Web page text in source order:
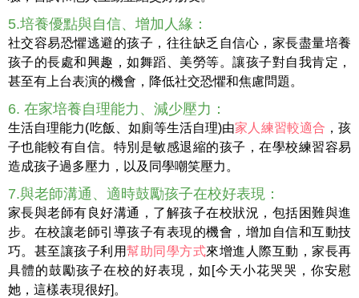
5.培養優點與自信、增加人緣：
社交容易恐懼逃避的孩子，往往缺乏自信心，家長盡量培養
孩子的長處和興趣，如舞蹈、美勞等。讓孩子對自我肯定，
甚至有上台表演的機會，降低社交恐懼和焦慮問題。
6. 在家培養自理能力、減少壓力：
生活自理能力(吃飯、如廁等生活自理)由家人練習較適合 ，孩
子也能較有自信。特別是敏感退縮的孩子，在學校練習容易
造成孩子過多壓力，以及同學嘲笑壓力。
7.與老師溝通、適時鼓勵孩子在校好表現：
家長與老師有良好溝通，了解孩子在校狀況，包括困難與進
步。在校讓老師引導孩子有表現的機會，增加自信和互動技
巧。甚至讓孩子利用幫助同學方式來增進人際互動，家長再
具體的鼓勵孩子在校的好表現，如[今天小花哭哭，你安慰
她，這樣表現很好]。